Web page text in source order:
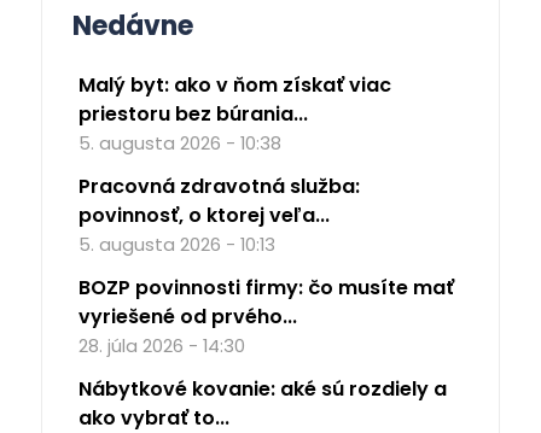
Nedávne
Malý byt: ako v ňom získať viac
priestoru bez búrania...
5. augusta 2026 - 10:38
Pracovná zdravotná služba:
povinnosť, o ktorej veľa...
5. augusta 2026 - 10:13
BOZP povinnosti firmy: čo musíte mať
vyriešené od prvého...
28. júla 2026 - 14:30
Nábytkové kovanie: aké sú rozdiely a
ako vybrať to...